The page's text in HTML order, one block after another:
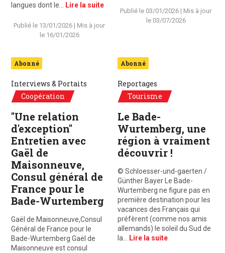
langues dont le…
Lire la suite
Publié le 13/01/2026 | Mis à jour
le 16/01/2026
Publié le 03/01/2026 | Mis à jour
le 03/07/2026
Abonné
Interviews & Portaits
Coopération
"Une relation
d'exception"
Entretien avec
Gaël de
Maisonneuve,
Consul général de
France pour le
Bade-Wurtemberg
Gaël de Maisonneuve,Consul
Général de France pour le
Bade-Wurtemberg Gaël de
Maisonneuve est consul
Abonné
Reportages
Tourisme
Le Bade-
Wurtemberg, une
région à vraiment
découvrir !
© Schloesser-und-gaerten /
Günther Bayer Le Bade-
Wurtemberg ne figure pas en
première destination pour les
vacances des Français qui
préfèrent (comme nos amis
allemands) le soleil du Sud de
la…
Lire la suite